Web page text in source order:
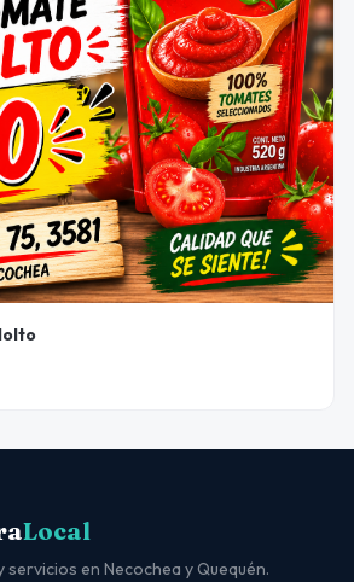
Local
servicios en Necochea y Quequén.